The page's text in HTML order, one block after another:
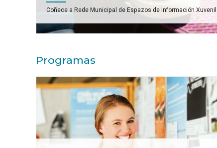
Coñece a Rede Municipal de Espazos de Información Xuvenil
Programas